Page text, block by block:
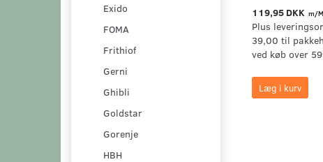
Exido
FOMA
Frithiof
Gerni
Ghibli
Goldstar
Gorenje
HBH
119,95 DKK m/
Plus
39,00 til
ved køb over
Læg i kurv